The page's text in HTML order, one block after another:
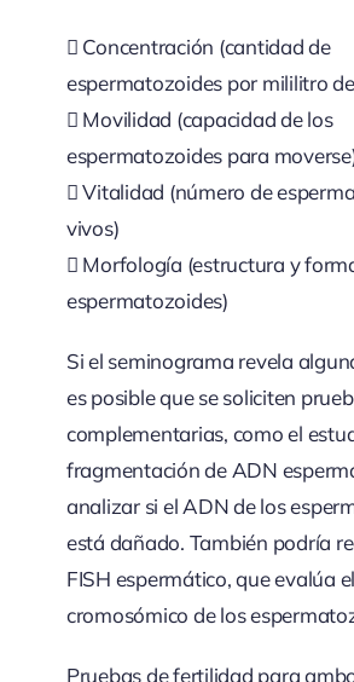
 Concentración (cantidad de
espermatozoides por mililitro
 Movilidad (capacidad de los
espermatozoides para
 Vitalidad (número de
vivos)
 Morfología (estructura y
espermatozoides)
Si el seminograma revela
es posible que se soliciten
complementarias, como el
fragmentación de ADN
analizar si el ADN de los
está dañado. También podría
FISH espermático, que evalúa
cromosómico de los
Pruebas de fertilidad para